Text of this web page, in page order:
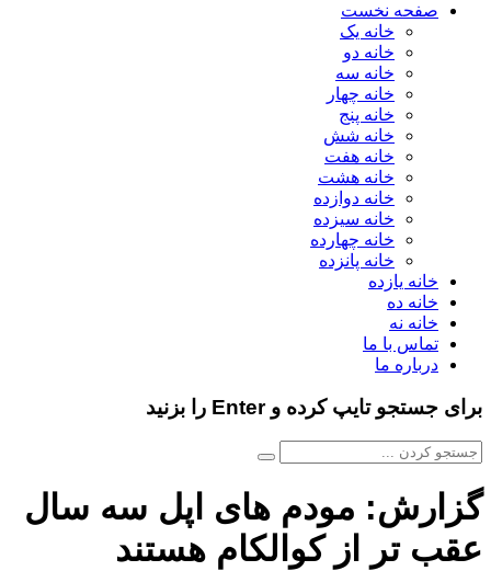
صفحه نخست
خانه یک
خانه دو
خانه سه
خانه چهار
خانه پنج
خانه شش
خانه هفت
خانه هشت
خانه دوازده
خانه سیزده
خانه چهارده
خانه پانزده
خانه یازده
خانه ده
خانه نه
تماس با ما
درباره ما
برای جستجو تایپ کرده و Enter را بزنید
گزارش: مودم های اپل سه سال
عقب تر از کوالکام هستند